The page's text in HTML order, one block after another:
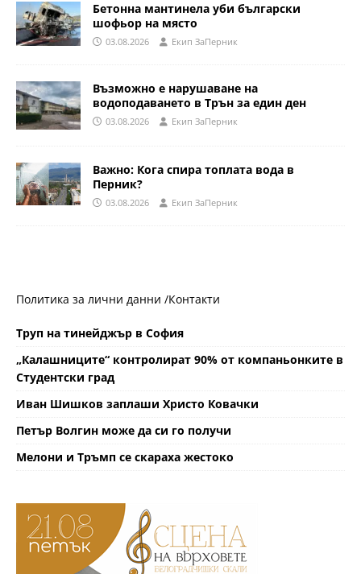
Бетонна мантинела уби български
шофьор на място
03.08.2026 Eкип ЗаПерник
Възможно е нарушаване на
водоподаването в Трън за един ден
03.08.2026 Eкип ЗаПерник
Важно: Кога спира топлата вода в
Перник?
03.08.2026 Eкип ЗаПерник
Политика за лични данни /Контакти
Труп на тинейджър в София
„Калашниците“ контролират 90% от компаньонките в
Студентски град
Иван Шишков заплаши Христо Ковачки
Петър Волгин може да си го получи
Мелони и Тръмп се скараха жестоко